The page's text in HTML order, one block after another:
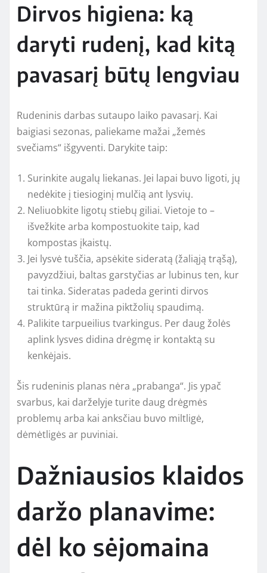
Dirvos higiena: ką
daryti rudenį, kad kitą
pavasarį būtų lengviau
Rudeninis darbas sutaupo laiko pavasarį. Kai
baigiasi sezonas, paliekame mažai „žemės
svečiams“ išgyventi. Darykite taip:
Surinkite augalų liekanas. Jei lapai buvo ligoti, jų
nedėkite į tiesioginį mulčią ant lysvių.
Neliuobkite ligotų stiebų giliai. Vietoje to –
išvežkite arba kompostuokite taip, kad
kompostas įkaistų.
Jei lysvė tuščia, apsėkite sideratą (žaliąją trąšą),
pavyzdžiui, baltas garstyčias ar lubinus ten, kur
tai tinka. Sideratas padeda gerinti dirvos
struktūrą ir mažina piktžolių spaudimą.
Palikite tarpueilius tvarkingus. Per daug žolės
aplink lysves didina drėgmę ir kontaktą su
kenkėjais.
Šis rudeninis planas nėra „prabanga“. Jis ypač
svarbus, kai darželyje turite daug drėgmės
problemų arba kai anksčiau buvo miltligė,
dėmėtligės ar puviniai.
Dažniausios klaidos
daržo planavime:
dėl ko sėjomaina